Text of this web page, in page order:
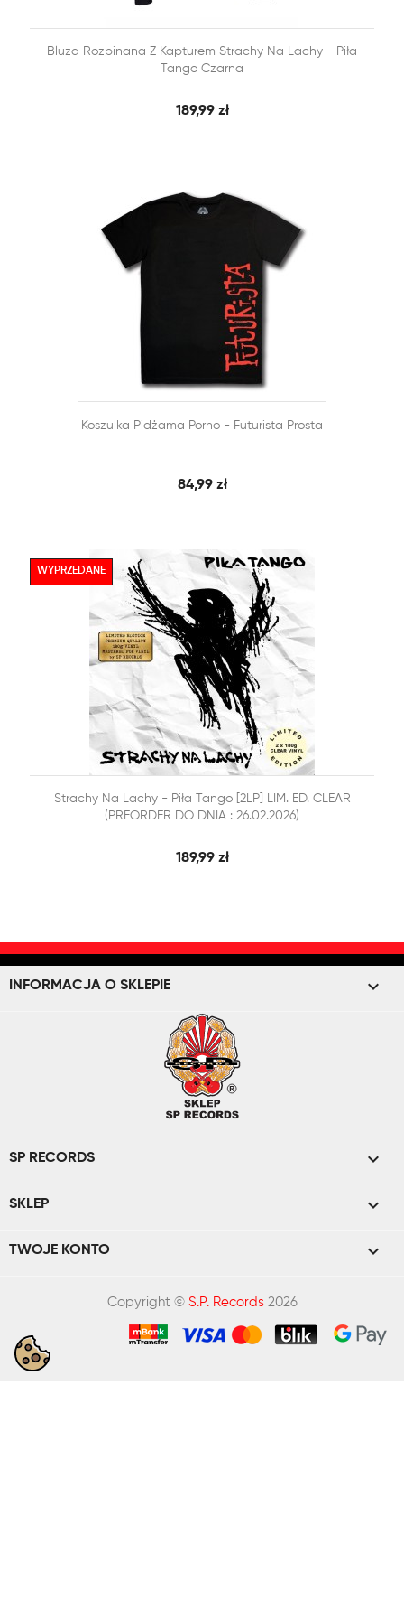
DODAJ DO KOSZYKA SZYBKI PODGLĄD
Bluza Rozpinana Z Kapturem Strachy Na Lachy - Piła
Tango Czarna
189,99 zł
DODAJ DO KOSZYKA SZYBKI PODGLĄD
Koszulka Pidżama Porno - Futurista Prosta
84,99 zł
DODAJ DO KOSZYKA SZYBKI PODGLĄD
Strachy Na Lachy - Piła Tango [2LP] LIM. ED. CLEAR
(PREORDER DO DNIA : 26.02.2026)
189,99 zł
WYPRZEDANE
INFORMACJA O SKLEPIE keyboard_arrow_down
SP RECORDS 
SKLEP 
TWOJE KONTO 
Copyright © S.P. Records2026